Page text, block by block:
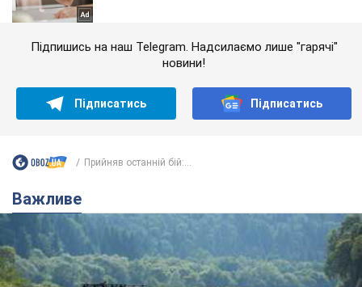
Підпишись на наш Telegram. Надсилаємо лише "гарячі"
новини!
Підписатись Підписатись
Прийняв останній бій:...
Важливе